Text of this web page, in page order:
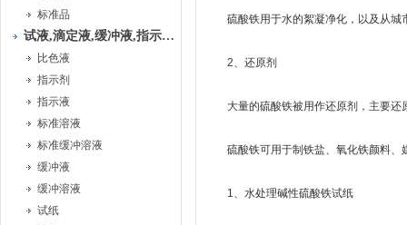
标准品
试液,滴定液,缓冲液,指示液,试纸
比色液
指示剂
指示液
标准溶液
标准缓冲溶液
缓冲液
缓冲溶液
试纸
硫酸铁用于水的絮凝净化，以及从城
2、还原剂
大量的硫酸铁被用作还原剂，主要还
硫酸铁可用于制铁盐、氧化铁颜料、
1、水处理碱性硫酸铁试纸